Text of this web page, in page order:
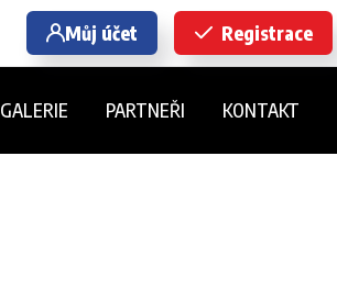
Můj účet Registrace
GALERIE PARTNEŘI KONTAKT